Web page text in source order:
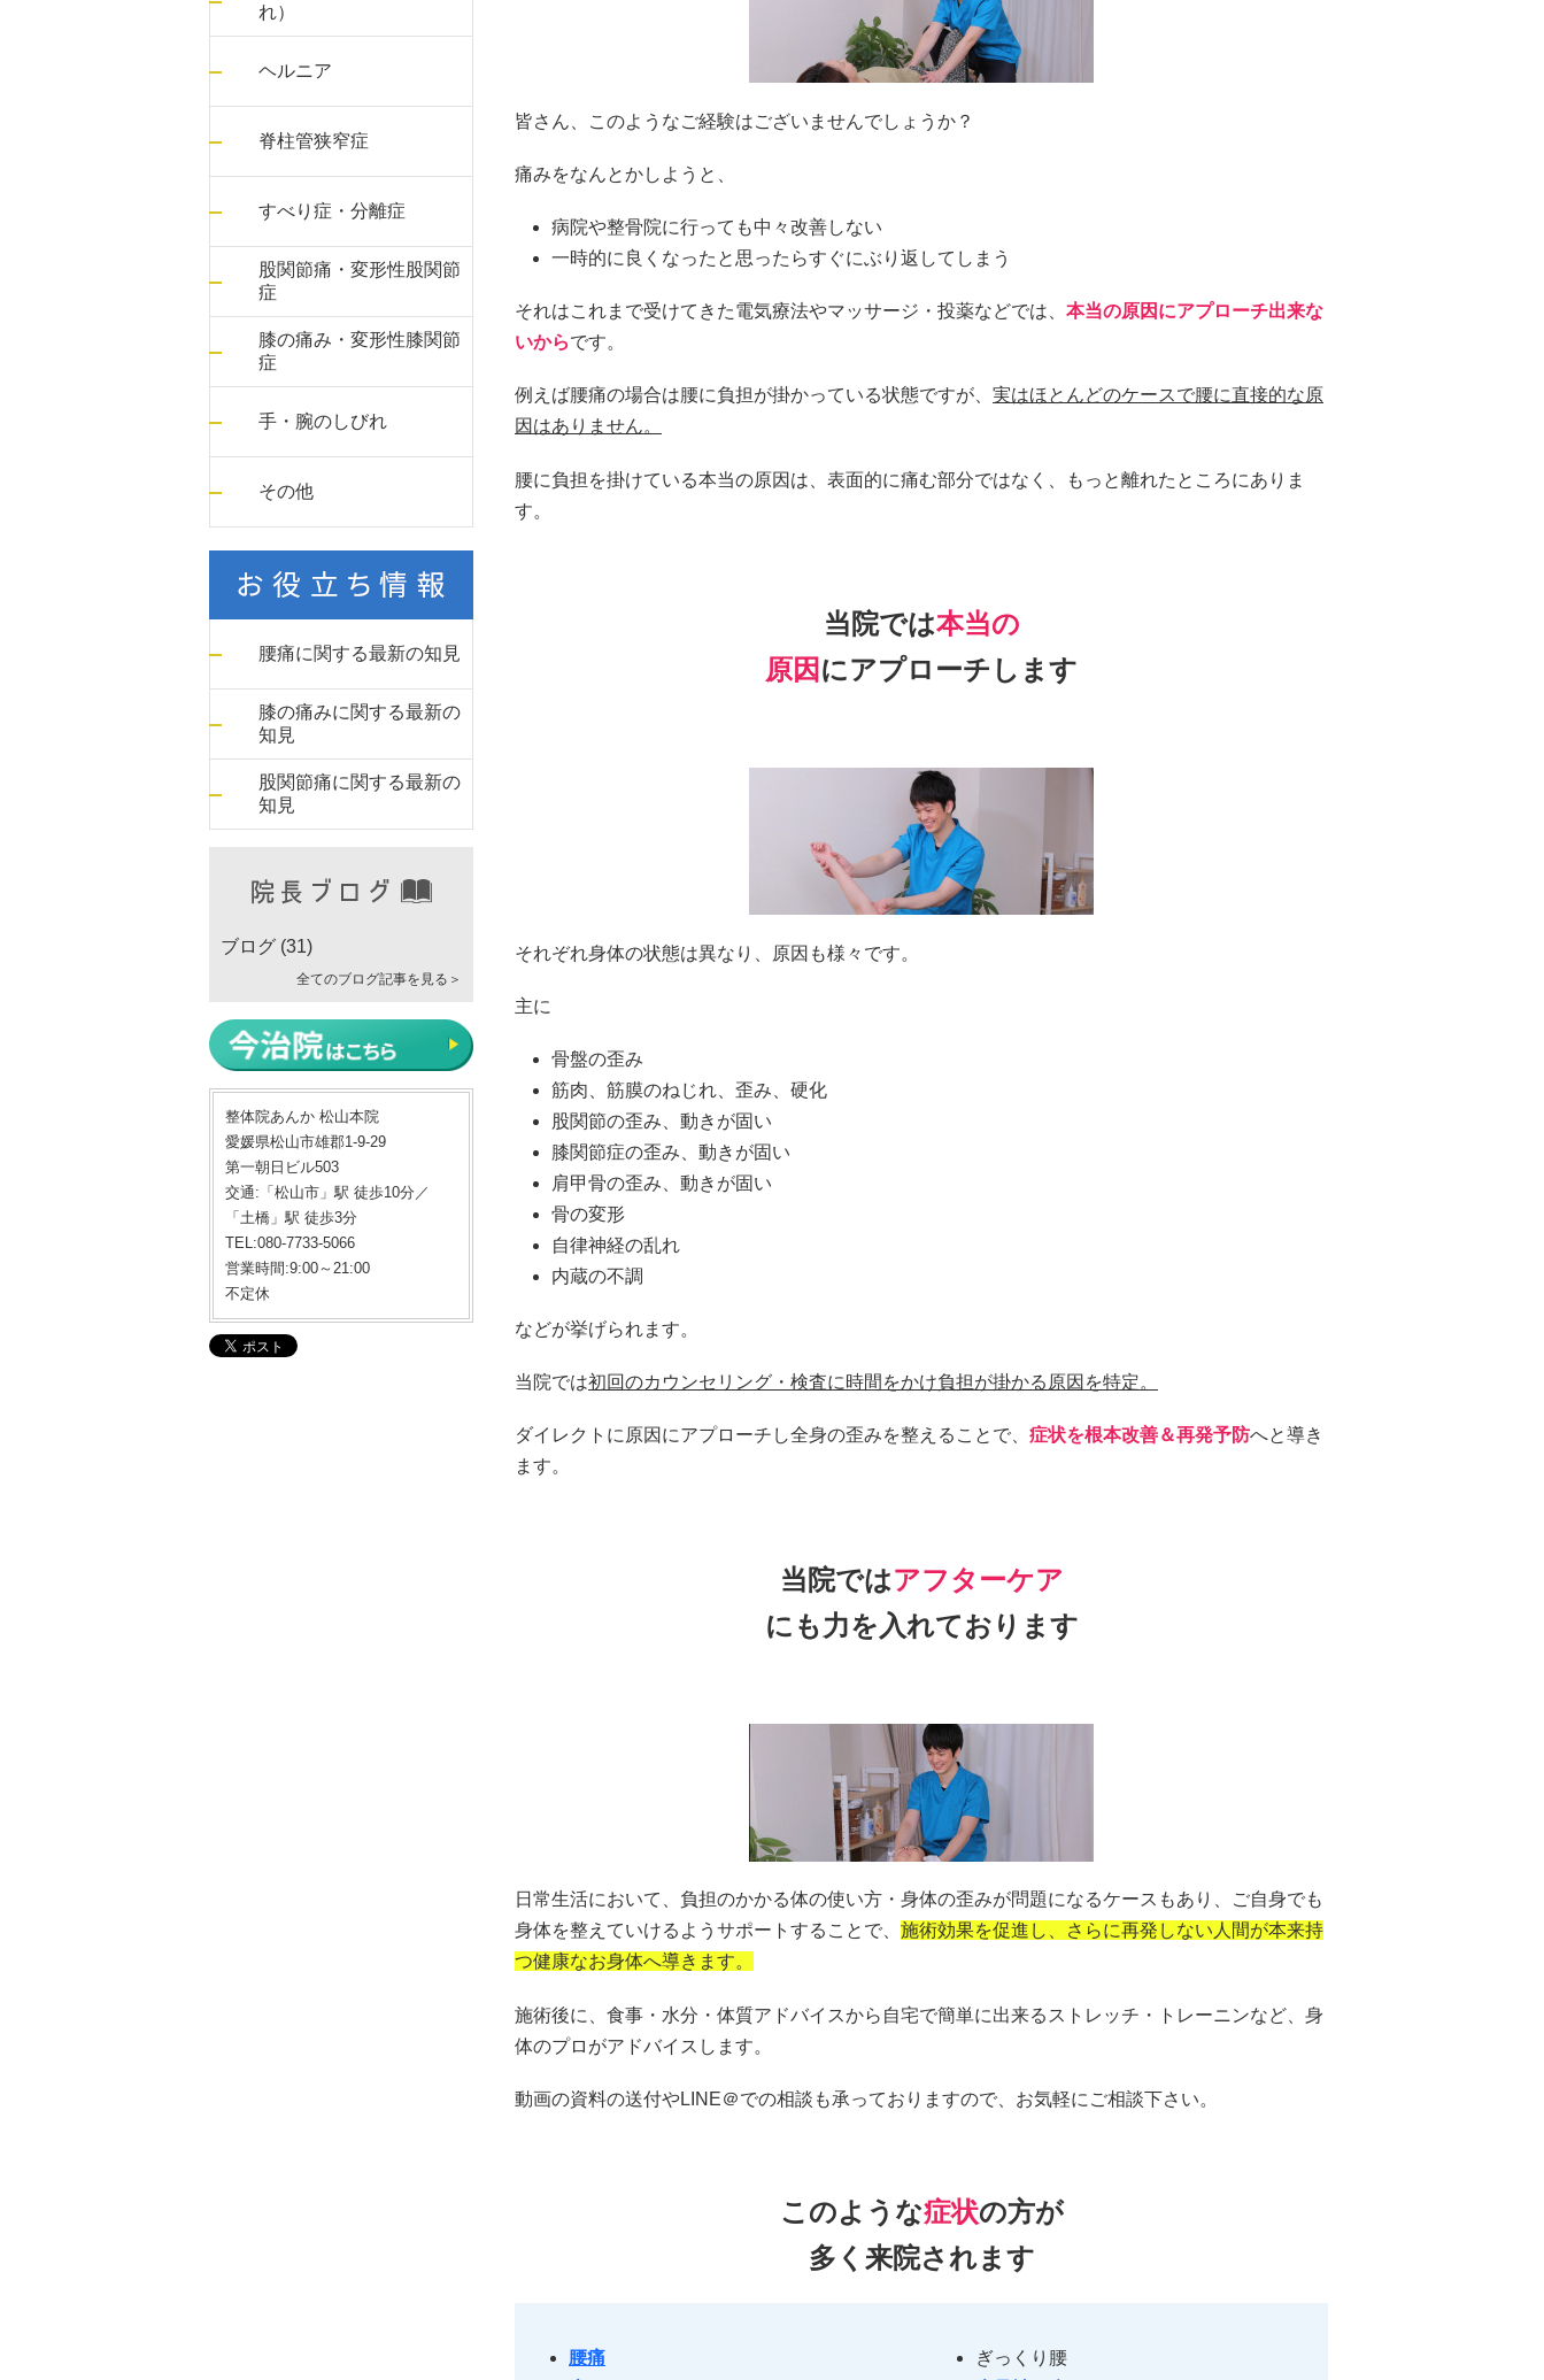
れ）
ヘルニア
脊柱管狭窄症
すべり症・分離症
股関節痛・変形性股関節
症
膝の痛み・変形性膝関節
症
手・腕のしびれ
その他
腰痛に関する最新の知見
膝の痛みに関する最新の
知見
股関節痛に関する最新の
知見
ブログ (31)
全てのブログ記事を見る＞
整体院あんか 松山本院
愛媛県松山市雄郡1-9-29
第一朝日ビル503
交通:「松山市」駅 徒歩10分／
「土橋」駅 徒歩3分
TEL:080-7733-5066
営業時間:9:00～21:00
不定休
皆さん、このようなご経験はございませんでしょうか？
痛みをなんとかしようと、
病院や整骨院に行っても中々改善しない
一時的に良くなったと思ったらすぐにぶり返してしまう
それはこれまで受けてきた電気療法やマッサージ・投薬などでは、 本当の原因にアプローチ出来な
いからです。
例えば腰痛の場合は腰に負担が掛かっている状態ですが、 実はほとんどのケースで腰に直接的な原
因はありません。
腰に負担を掛けている本当の原因は、表面的に痛む部分ではなく、もっと離れたところにありま
す。
当院では本当の
原因 にアプローチします
それぞれ身体の状態は異なり、原因も様々です。
主に
骨盤の歪み
筋肉、筋膜のねじれ、歪み、硬化
股関節の歪み、動きが固い
膝関節症の歪み、動きが固い
肩甲骨の歪み、動きが固い
骨の変形
自律神経の乱れ
内蔵の不調
などが挙げられます。
当院では初回のカウンセリング・検査に時間をかけ負担が掛かる原因を特定。
ダイレクトに原因にアプローチし全身の歪みを整えることで、 症状を根本改善＆再発予防へと導き
ます。
当院ではアフターケア
にも力を入れております
日常生活において、負担のかかる体の使い方・身体の歪みが問題になるケースもあり、ご自身でも
身体を整えていけるようサポートすることで、 施術効果を促進し、さらに再発しない人間が本来持
つ健康なお身体へ導きます。
施術後に、食事・水分・体質アドバイスから自宅で簡単に出来るストレッチ・トレーニンなど、身
体のプロがアドバイスします。
動画の資料の送付やLINE＠での相談も承っておりますので、お気軽にご相談下さい。
このような症状の方が
多く来院されます
腰痛
ぎっくり腰